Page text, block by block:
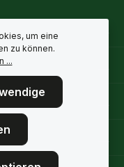
um eine
zu können.
...